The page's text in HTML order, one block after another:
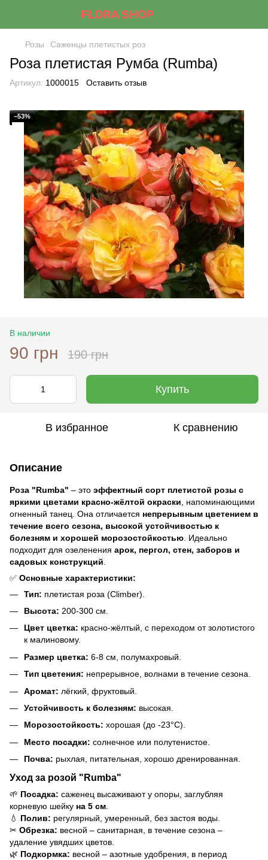
Розы Саженцы плетистых роз
Роза плетистая Румба (Rumba)
Артикул: 1000015 Оставить отзыв
−53%
В наличии
90 грн 190 грн
Купить
В избранное К сравнению
Описание
Роза "Rumba" – это эффектный сорт плетистой розы с
яркими цветами красно-жёлтой окраски , напоминающими
огненный танец. Она отличается непрерывным цветением в
течение всего сезона, высокой устойчивостью к
болезням и хорошей морозостойкостью . Идеально
подходит для озеленения арок, пергол, стен, заборов и
садовых конструкций
✅ Основные характеристики:
Тип: плетистая роза (Climber).
Высота: 200-300 см.
Цвет цветка: красно-жёлтый, с переходом от золотистого
к малиновому.
Размер цветка: 6-8 см, полумахровый.
Тип цветения: непрерывное, волнами в течение сезона.
Аромат: лёгкий, фруктовый.
Устойчивость к болезням: высокая.
Морозостойкость: хорошая (до -23°C).
Место посадки: солнечное или полутенистое.
Почва: рыхлая, питательная, хорошо дренированная.
Уход за розой "Rumba"
🌱 Посадка: саженец высаживают у опоры, заглубляя
корневую шейку на 5 см
💧 Полив: регулярный, умеренный, без застоя воды.
✂ Обрезка: весной – санитарная, в течение сезона –
удаление увядших цветов.
🌿 Подкормка: весной – азотные удобрения, в период